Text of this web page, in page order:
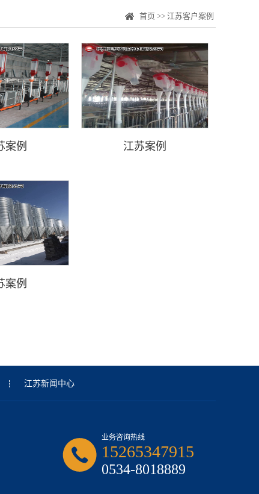
首页 >> 江苏客户案例
案例 江苏案例
案例
江苏新闻中心
业务咨询热线
15265347915
0534-8018889